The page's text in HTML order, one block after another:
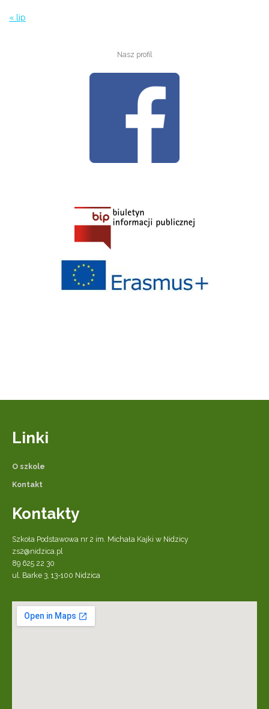
« lip
Nasz profil
Linki
O szkole
Kontakt
Kontakty
Szkoła Podstawowa nr 2 im. Michała Kajki w Nidzicy
zs2@nidzica.pl
89 625 22 30
ul. Barke 3, 13-100 Nidzica